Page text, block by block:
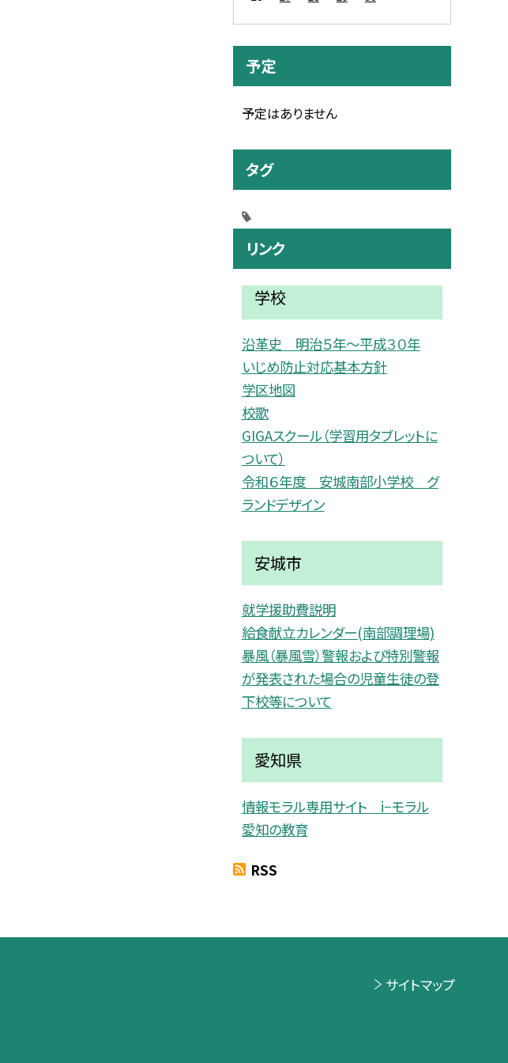
予定
予定はありません
タグ
リンク
学校
沿革史 明治５年〜平成３０年
いじめ防止対応基本方針
学区地図
校歌
GIGAスクール（学習用タブレットに
ついて）
令和６年度 安城南部小学校 グ
ランドデザイン
安城市
就学援助費説明
給食献立カレンダー(南部調理場)
暴風（暴風雪）警報および特別警報
が発表された場合の児童生徒の登
下校等について
愛知県
情報モラル専用サイト i−モラル
愛知の教育
RSS
サイトマップ